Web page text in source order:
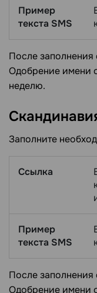
Пример
текста SMS
После
Одобрение имени
неделю.
Заполните
Ссылка
Пример
текста SMS
После
Одобрение имени